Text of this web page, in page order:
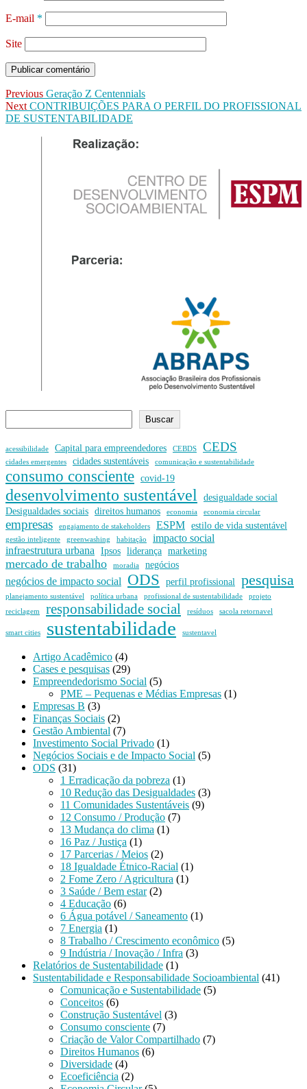
E-mail *
Site
Previous Geração Z Centennials
Next CONTRIBUIÇÕES PARA O PERFIL DO PROFISSIONAL
DE SUSTENTABILIDADE
Buscar
acessibilidade Capital para empreendedores CEBDS CEDS
cidades emergentes cidades sustentáveis comunicação e sustentabilidade
consumo consciente covid-19
desenvolvimento sustentável
desigualdade social
Desigualdades sociais direitos humanos economia economia circular
empresas engajamento de stakeholders ESPM estilo de vida sustentável
gestão inteligente greenwashing habitação
impacto social
infraestrutura urbana
Ipsos liderança marketing
mercado de trabalho moradia negócios
negócios de impacto social ODS perfil profissional pesquisa
planejamento sustentável política urbana profissional de sustentabilidade
projeto
reciclagem
responsabilidade social resíduos sacola retornavel
smart cities sustentabilidade sustentavel
Artigo Acadêmico (4)
Cases e pesquisas (29)
Empreendedorismo Social (5)
PME – Pequenas e Médias Empresas (1)
Empresas B (3)
Finanças Sociais (2)
Gestão Ambiental (7)
Investimento Social Privado (1)
Negócios Sociais e de Impacto Social (5)
ODS (31)
1 Erradicação da pobreza (1)
10 Redução das Desigualdades (3)
11 Comunidades Sustentáveis (9)
12 Consumo / Produção (7)
13 Mudança do clima (1)
16 Paz / Justiça (1)
17 Parcerias / Meios (2)
18 Igualdade Étnico-Racial (1)
2 Fome Zero / Agricultura (1)
3 Saúde / Bem estar(2)
4 Educação (6)
6 Água potável / Saneamento (1)
7 Energia (1)
8 Trabalho / Crescimento econômico (5)
9 Indústria / Inovação / Infra (3)
Relatórios de Sustentabilidade (1)
Sustentabilidade e Responsabilidade Socioambiental (41)
Comunicação e Sustentabilidade (5)
Conceitos (6)
Construção Sustentável (3)
Consumo consciente (7)
Criação de Valor Compartilhado (7)
Direitos Humanos (6)
Diversidade (4)
Ecoeficiência (2)